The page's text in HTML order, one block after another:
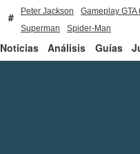
Peter Jackson
Gameplay GTA
Superman
Spider-Man
Noticias Análisis Guías